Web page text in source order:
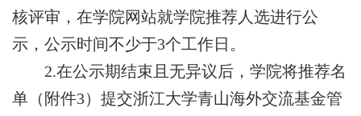
核评审，在学院网站就学院推荐 人选进行公
示，公示时间不少于3个工作日。
2.在公示期结束且无异议后， 学院将推荐名
单（附件3） 提交浙江大学青山海外交流基金管